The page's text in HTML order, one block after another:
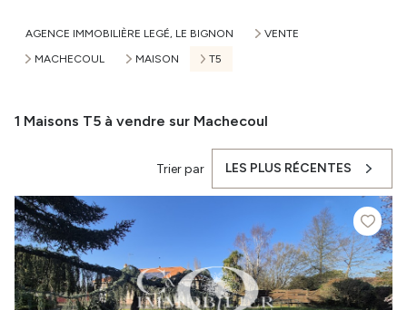
AGENCE IMMOBILIÈRE LEGÉ, LE BIGNON
VENTE
MACHECOUL
MAISON T5
1 Maisons T5 à vendre sur Machecoul
Trier par LES PLUS RÉCENTES